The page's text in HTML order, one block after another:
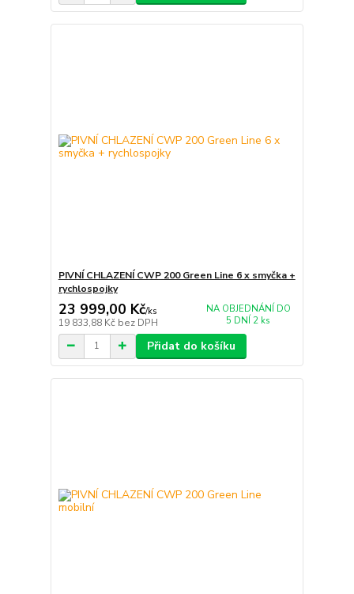
PIVNÍ CHLAZENÍ CWP 200 Green Line 6 x smyčka +
rychlospojky
23 999,00 Kč/ks
19 833,88 Kč bez DPH
NA OBJEDNÁNÍ DO
5 DNÍ 2 ks
Přidat do košíku